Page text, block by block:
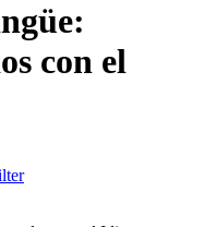
con el